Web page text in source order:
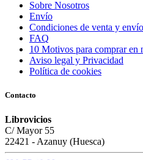
Sobre Nosotros
Envío
Condiciones de venta y envío
FAQ
10 Motivos para comprar en
Aviso legal y Privacidad
Política de cookies
Contacto
Librovicios
C/ Mayor 55
22421 - Azanuy (Huesca)